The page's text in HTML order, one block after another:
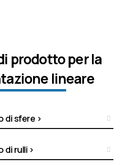
prodotto per la
lineare
di sfere >
di rulli >